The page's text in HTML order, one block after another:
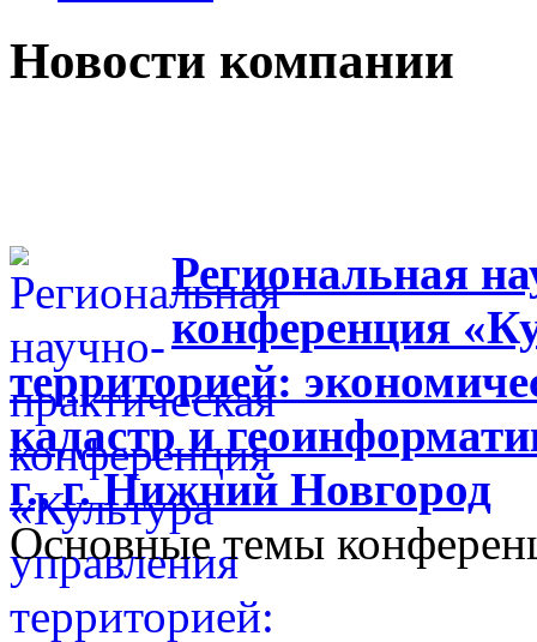
Новости компании
Региональная
конференция
территорией:
кадастр и
г., г. Нижний Новгород
Основные темы